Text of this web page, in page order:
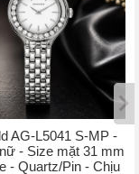
AG-L5041 S-MP -
- Size mặt 31 mm
- Quartz/Pin - Chịu